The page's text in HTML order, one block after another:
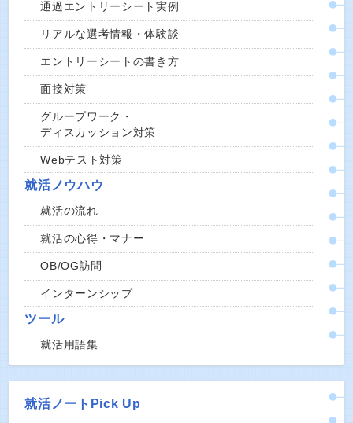
通過エントリーシート実例
リアルな選考情報・体験談
エントリーシートの書き方
面接対策
グループワーク・
ディスカッション対策
Webテスト対策
就活ノウハウ
就活の流れ
就活の心得・マナー
OB/OG訪問
インターンシップ
ツール
就活用語集
就活ノートPick Up